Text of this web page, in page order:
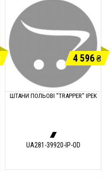
4 596₴
ШТАНИ ПОЛЬОВІ "TRAPPER" IPEK
UA281-39920-IP-OD